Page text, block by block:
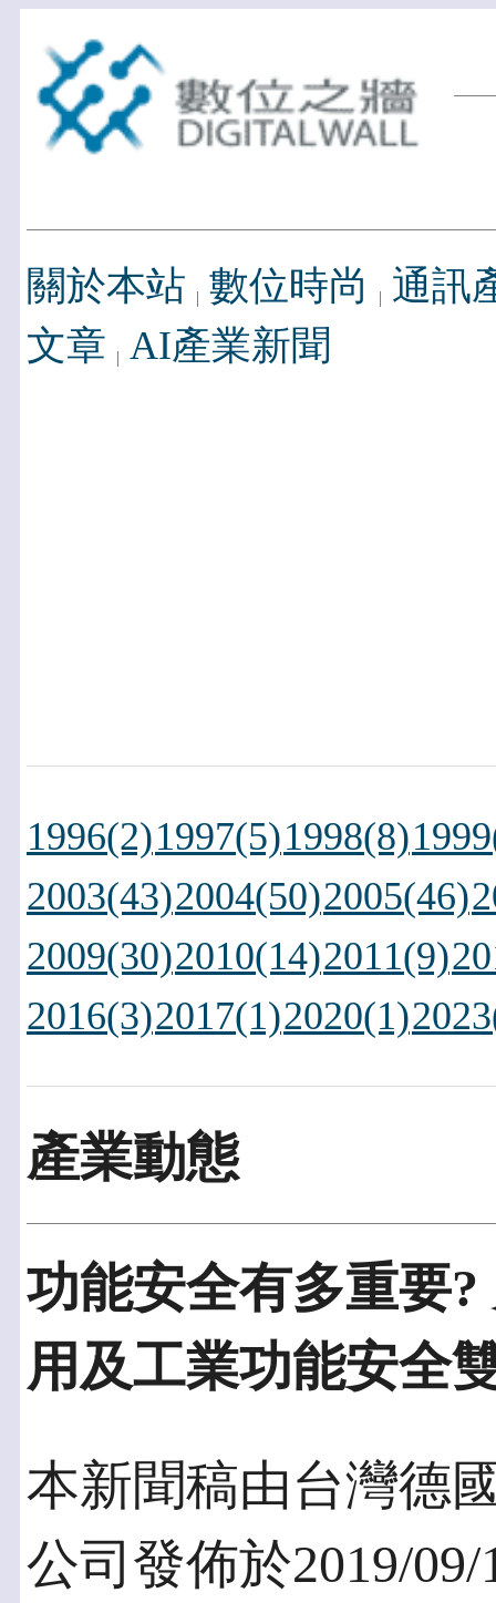
關於本站 數位時尚
通訊
文章 AI產業新聞
1996(2)1997(5)1998(8)
2003(43)2004(50)2005(46)
2009(30)2010(14)2011(9)
2016(3)2017(1)2020(1)
產業動態
功能安全有多重要
用及工業功能安全
本新聞稿由台灣德
公司發佈於2019/